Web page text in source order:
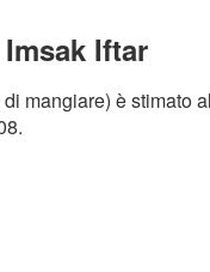
Iftar
mangiare) è stimato